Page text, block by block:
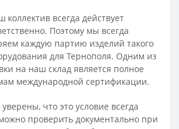
коллектив всегда действует
Поэтому мы всегда
каждую партию изделий такого
для Тернополя. Одним из
на наш склад является полное
международной сертификации.
что это условие всегда
проверить документально при